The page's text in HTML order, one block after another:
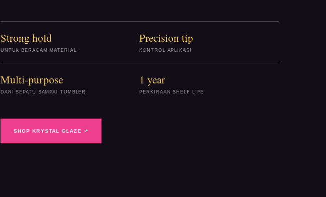
Strong hold
UNTUK BERAGAM MATERIAL
Precision tip
KONTROL APLIKASI
Multi-purpose
DARI SEPATU SAMPAI TUMBLER
1 year
PERKIRAAN SHELF LIFE
SHOP KRYSTAL GLAZE ↗